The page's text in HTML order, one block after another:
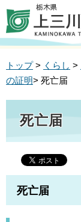
トップ> くらし >
の証明> 死亡届
死亡届
死亡届